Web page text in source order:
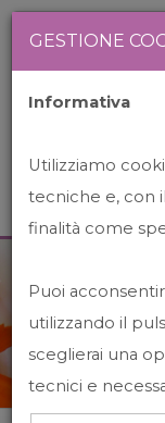
GESTIONE
Informativa
Utilizziamo
tecniche e, con
finalità come
Puoi
utilizzando il
sceglierai una
tecnici e